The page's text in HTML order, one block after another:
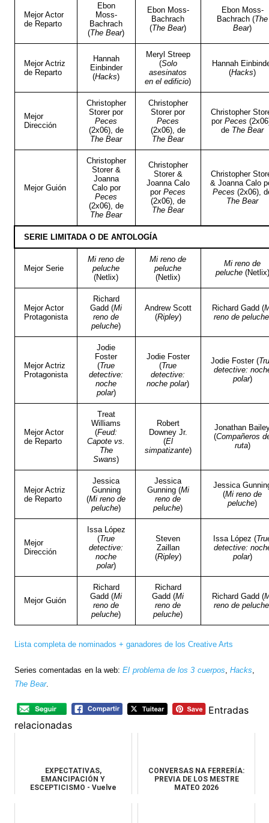
Mejor Actor
de Reparto
Ebon
Moss-
Bachrach
(The Bear)
Ebon Moss-
Bachrach
(The Bear)
Ebon Moss-
Bachrach (The
Bear)
Mejor Actriz
de Reparto
Hannah
Einbinder
(Hacks)
Meryl Streep
(Solo
asesinatos
en el edificio)
Hannah
(Hacks)
Mejor
Dirección
Christopher
Storer por
Peces
(2x06), de
The Bear
Christopher
Storer por
Peces
(2x06), de
The Bear
Christopher
porPeces
de The Bear
Mejor Guión
Christopher
Storer &
Joanna
Calo por
Peces
(2x06), de
The Bear
Christopher
Storer &
Joanna Calo
porPeces
(2x06), de
The Bear
Christopher
& Joanna Calo
Peces (2x06),
The Bear
SERIE LIMITADA O DE ANTOLOGÍA
Mejor Serie
Mi reno de
peluche
(Netlix)
Mi reno de
peluche
(Netlix)
Mi reno de
peluche(Netlix)
Mejor Actor
Protagonista
Richard
Gadd (Mi
reno de
peluche)
Andrew Scott
(Ripley)
Richard Gadd (
reno de peluche
Mejor Actriz
Protagonista
Jodie
Foster
(True
detective:
noche
polar)
Jodie Foster
(True
detective:
noche polar)
Jodie Foster (
detective:
polar)
Mejor Actor
de Reparto
Treat
Williams
(Feud:
Capote vs.
The
Swans)
Robert
Downey Jr.
(El
simpatizante)
Jonathan
(Compañeros
ruta)
Mejor Actriz
de Reparto
Jessica
Gunning
(Mi reno de
peluche)
Jessica
Gunning (Mi
reno de
peluche)
Jessica
(Mi reno de
peluche)
Mejor
Dirección
Issa López
(True
detective:
noche
polar)
Steven
Zaillan
(Ripley)
Issa López (
detective:
polar)
Mejor Guión
Richard
Gadd (Mi
reno de
peluche)
Richard
Gadd (Mi
reno de
peluche)
Richard Gadd (
reno de peluche
Lista completa de nominados + ganadores de los Creative Arts
Series comentadas en la web:El problema de los 3 cuerpos ,Hacks
The Bear.
Entradas
relacionadas
EXPECTATIVAS,
EMANCIPACIÓN Y
ESCEPTICISMO - Vuelve
CONVERSAS NA FERRERÍA:
PREVIA DE LOS MESTRE
MATEO 2026